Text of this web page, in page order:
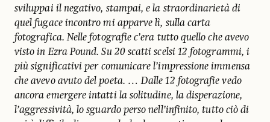
sviluppai il negativo, stampai, e la straordinarietà di
quel fugace incontro mi apparve lì, sulla carta
fotografica. Nelle fotografie c’era tutto quello che avevo
visto in Ezra Pound. Su 20 scatti scelsi 12 fotogrammi, i
più significativi per comunicare l’impressione immensa
che avevo avuto del poeta. … Dalle 12 fotografie vedo
ancora emergere intatti la solitudine, la disperazione,
l’aggressività, lo sguardo perso nell’infinito, tutto ciò di